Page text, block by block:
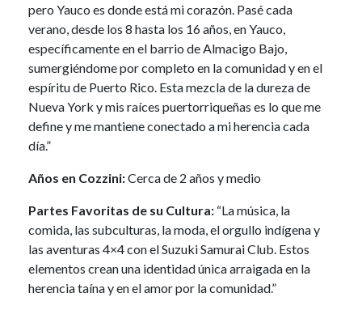
pero Yauco es donde está mi corazón. Pasé cada
verano, desde los 8 hasta los 16 años, en Yauco,
específicamente en el barrio de Almacigo Bajo,
sumergiéndome por completo en la comunidad y en el
espíritu de Puerto Rico. Esta mezcla de la dureza de
Nueva York y mis raíces puertorriqueñas es lo que me
define y me mantiene conectado a mi herencia cada
día.”
Años en Cozzini:Cerca de 2 años y medio
Partes Favoritas de su Cultura: “La música, la
comida, las subculturas, la moda, el orgullo indígena y
las aventuras 4×4 con el Suzuki Samurai Club. Estos
elementos crean una identidad única arraigada en la
herencia taína y en el amor por la comunidad.”